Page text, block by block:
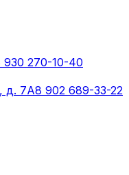
930 270-10-40
д. 7А8 902 689-33-22